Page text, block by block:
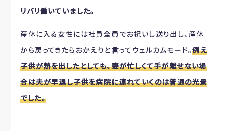
リバリ働いていました。
産休に入る女性には社員全員でお祝いし送り出し、産休
から戻ってきたらおかえりと言ってウェルカムモード。例え
子供が熱を出したとしても、妻が忙しくて手が離せない場
合は夫が早退し子供を病院に連れていくのは普通の光景
でした。